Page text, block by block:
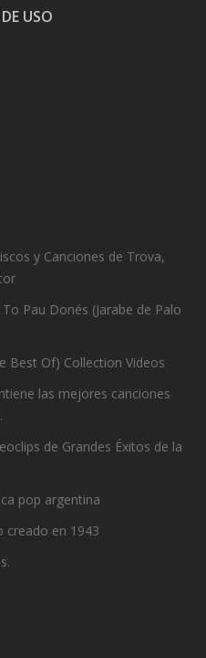
USO
y Canciones de Trova,
Pau Donés (Jarabe de Palo
Best Of) Collection Videos
las mejores canciones
de Grandes Éxitos de la
pop argentina
creado en 1943